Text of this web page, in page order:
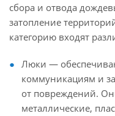
сбора и отвода
затопление
категорию входят
Люки —
коммуникациям и
от повреждений.
металлические,